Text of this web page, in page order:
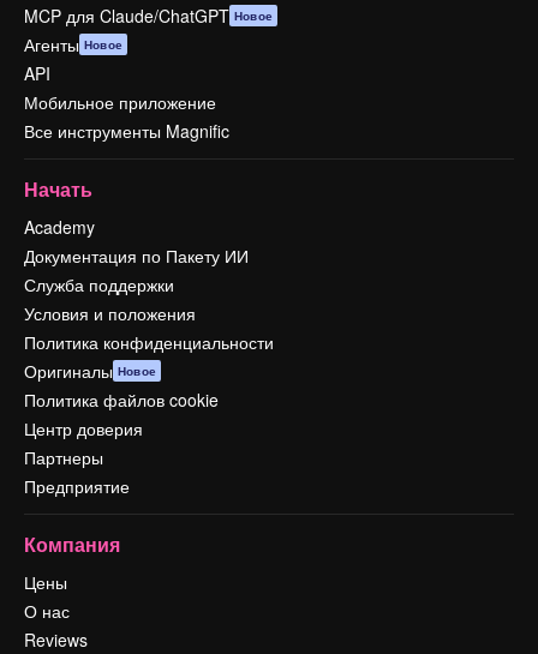
MCP для Claude/ChatGPT Новое
Агенты Новое
API
Мобильное приложение
Все инструменты Magnific
Начать
Academy
Документация по Пакету ИИ
Служба поддержки
Условия и положения
Политика конфиденциальности
Оригиналы Новое
Политика файлов cookie
Центр доверия
Партнеры
Предприятие
Компания
Цены
О нас
Reviews